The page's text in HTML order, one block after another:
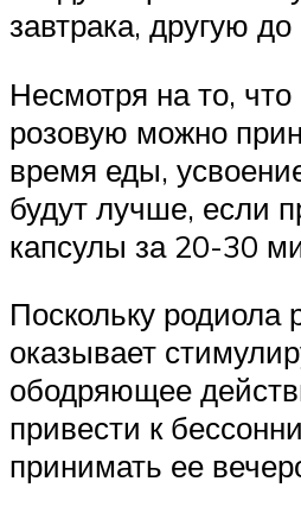
завтрака, другую
Несмотря на то,
розовую можно
время еды,
будут лучше, если
капсулы за 20-30
Поскольку родиола
оказывает
ободряющее
привести к
принимать ее